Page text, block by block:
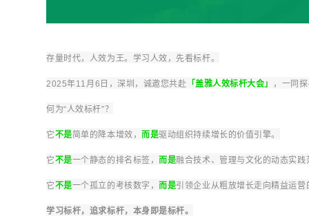
存量时代，人效为王。学习人效，先看标杆。
2025年11月6日，深圳，诚邀您共赴 「盖雅人效标杆大会」 ，一同
何为“人效标杆”？
它不是简单的降本增效，而是驱动组织持续增长的价值引擎。
它不是一个静态的排名标签，而是融合技术、管理与文化的动态实践
它不是一个孤立的考核数字，而是引领企业从粗放增长走向精益运营
学习标杆，追求标杆，本身即是标杆。